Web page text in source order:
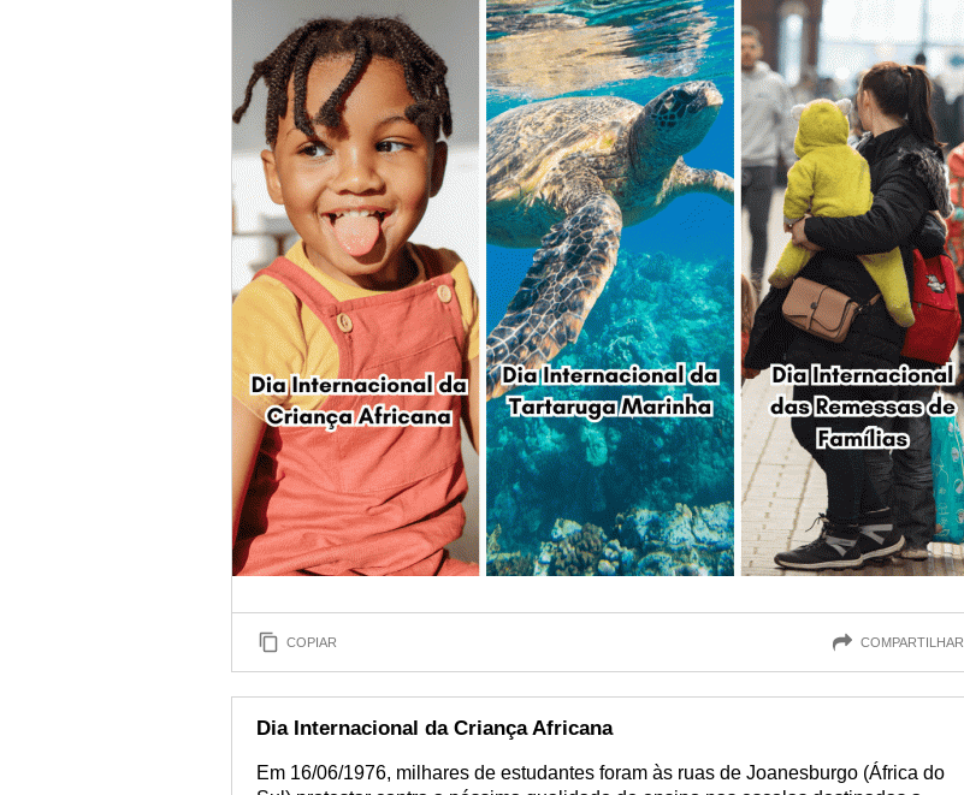
COPIAR COMPARTILHAR
Dia Internacional da Criança Africana
Em 16/06/1976, milhares de estudantes foram às ruas de Joanesburgo (África do